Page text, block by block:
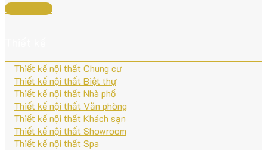
Xem bản đồ
Thiết kế nội thất Chung cư
Thiết kế nội thất Biệt thự
Thiết kế nội thất Nhà phố
Thiết kế nội thất Văn phòng
Thiết kế nội thất Khách sạn
Thiết kế nội thất Showroom
Thiết kế nội thất Spa